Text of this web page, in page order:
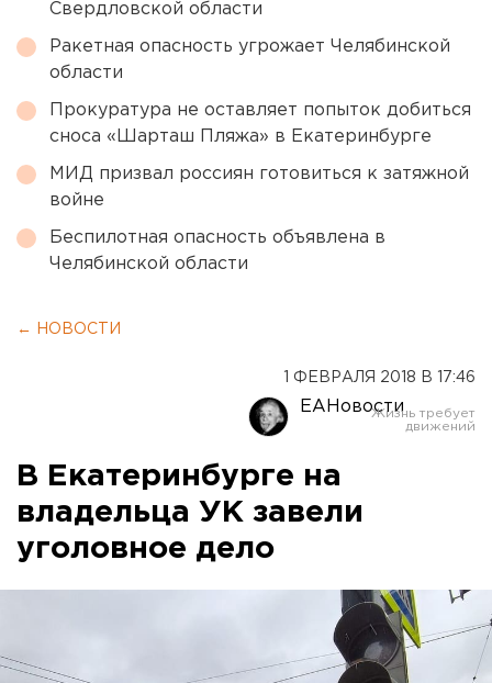
Свердловской области
Ракетная опасность угрожает Челябинской
области
Прокуратура не оставляет попыток добиться
сноса «Шарташ Пляжа» в Екатеринбурге
МИД призвал россиян готовиться к затяжной
войне
Беспилотная опасность объявлена в
Челябинской области
← НОВОСТИ
1 ФЕВРАЛЯ 2018 В 17:46
ЕАНовости
В Екатеринбурге на
владельца УК завели
уголовное дело